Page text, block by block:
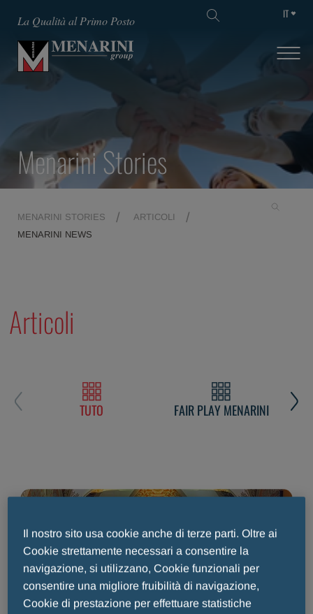
La Qualità al Primo Posto IT
Menarini Stories
MENARINI STORIES
ARTICOLI
MENARINI NEWS
Articoli
TUTO FAIR PLAY MENARINI
Il nostro sito usa cookie anche di terze parti. Oltre ai
Cookie strettamente necessari a consentire la
navigazione, si utilizzano, Cookie funzionali per
consentire una migliore fruibilità di navigazione,
Cookie di prestazione per effettuare statistiche